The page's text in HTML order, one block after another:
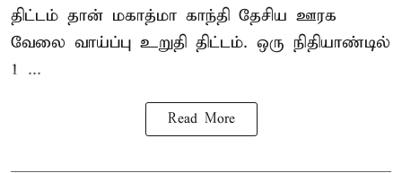
திட்டம் தான் மகாத்மா காந்தி தேசிய ஊரக
வேலை வாய்ப்பு உறுதி திட்டம். ஒரு நிதியாண்டில்
1 ...
Read More